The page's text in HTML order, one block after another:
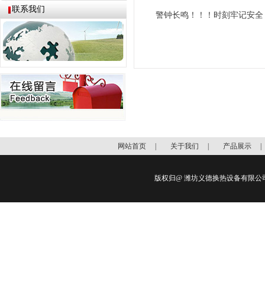
联系我们
警钟长鸣！！！时刻牢记安全
网站首页 关于我们 产品展示
版权归@ 潍坊义德换热设备有限